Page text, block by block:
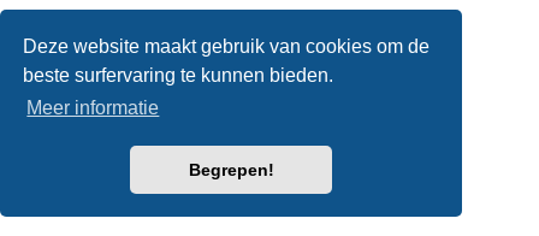
Deze website maakt gebruik van cookies om de
beste surfervaring te kunnen bieden.
Meer informatie
Begrepen!